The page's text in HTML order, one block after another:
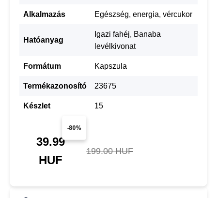
Alkalmazás Egészség, energia, vércukor
Hatóanyag
Igazi fahéj, Banaba
levélkivonat
Formátum Kapszula
Termékazonosító 23675
Készlet 15
-80%
39.99
HUF
199.00 HUF